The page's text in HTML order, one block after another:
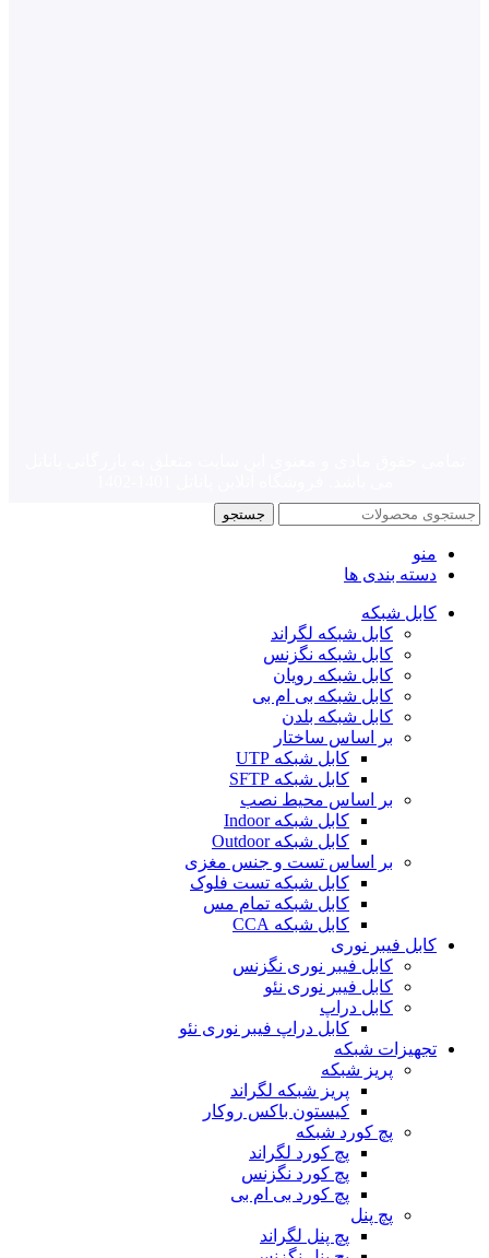
جستجو
منو
دسته بندی ها
کابل شبکه
کابل شبکه لگراند
کابل شبکه نگزنس
کابل شبکه رویان
کابل شبکه بی ام بی
کابل شبکه بلدن
بر اساس ساختار
کابل شبکه UTP
کابل شبکه SFTP
بر اساس محیط نصب
کابل شبکه Indoor
کابل شبکه Outdoor
بر اساس تست و جنس مغزی
کابل شبکه تست فلوک
کابل شبکه تمام مس
کابل شبکه CCA
کابل فیبر نوری
کابل فیبر نوری نگزنس
کابل فیبر نوری نئو
کابل دراپ
کابل دراپ فیبر نوری نئو
تجهیزات شبکه
پریز شبکه
پریز شبکه لگراند
کیستون باکس روکار
پچ کورد شبکه
پچ کورد لگراند
پچ کورد نگزنس
پچ کورد بی ام بی
پچ پنل
پچ پنل لگراند